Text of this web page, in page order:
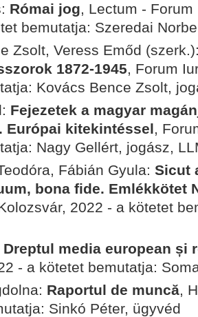
Római jog, Lectum -
bemutatja: Szeredai
Zsolt, Veress Emőd
1872-1945, Forum
Kovács Bence Zsolt,
Fejezetek a magyar
Európai kitekintéssel,
Nagy Gellért, jogász,
Fábián Gyula: Sicut
bona fide. Emlékkötet
2022 - a kötetet
Dreptul media european și
- a kötetet bemutatja:
Raportul de muncă,
Sinkó Péter, ügyvéd